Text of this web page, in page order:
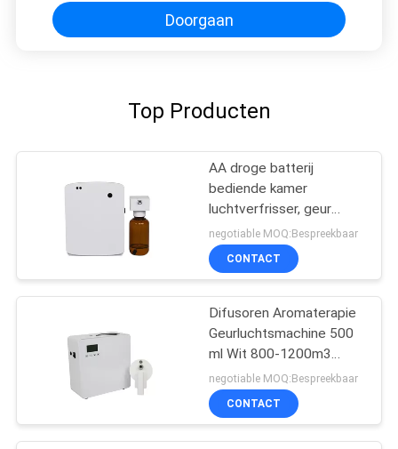
Doorgaan
Top Producten
AA droge batterij
bediende kamer
luchtverfrisser, geur
diffuser machine voor
toilet
negotiable MOQ:Bespreekbaar
CONTACT
Difusoren Aromaterapie
Geurluchtsmachine 500
ml Wit 800-1200m3
Geurbedekking
negotiable MOQ:Bespreekbaar
CONTACT